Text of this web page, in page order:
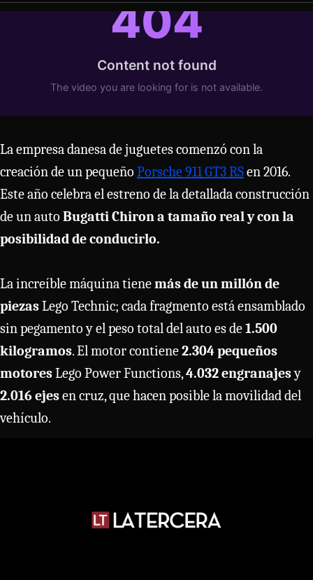
La empresa danesa de juguetes comenzó con la
creación de un pequeño Porsche 911 GT3 RSen 2016.
Este año celebra el estreno de la detallada construcción
de un auto Bugatti Chiron a tamaño real y con la
posibilidad de conducirlo.
La increíble máquina tienemás de un millón de
piezasLego Technic; cada fragmento está ensamblado
sin pegamento y el peso total del auto es de1.500
kilogramos. El motor contiene2.304 pequeños
motoresLego Power Functions,4.032 engranajesy
2.016 ejesen cruz, que hacen posible la movilidad del
vehículo.